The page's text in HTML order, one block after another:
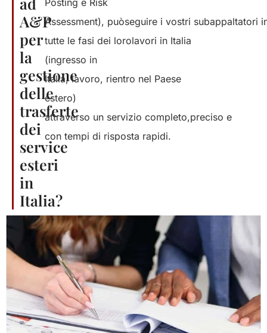
A&P
per
la
gestione
delle
trasferte
dei
service
esteri
in
Italia?​
Posting e Risk
Assessment), puòseguire i vostri subappaltatori
tutte le fasi dei lorolavori in Italia
(ingresso in
Italia,lavoro, rientro nel Paese
estero)
attraverso un servizio completo,preciso e
con tempi di risposta rapidi.